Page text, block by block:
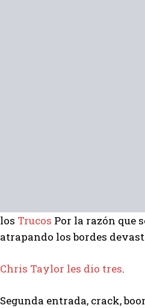
los Trucos Por la razón que
atrapando los bordes
Chris Taylor les dio tres.
Segunda entrada, crack,